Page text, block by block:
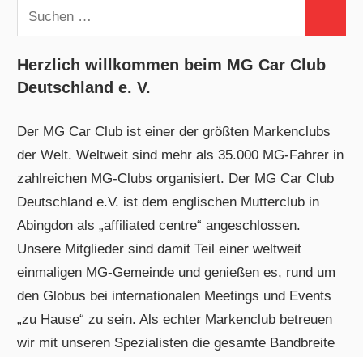
Suchen
nach:
Herzlich willkommen beim MG Car Club
Deutschland e. V.
Der MG Car Club ist einer der größten Markenclubs
der Welt. Weltweit sind mehr als 35.000 MG-Fahrer in
zahlreichen MG-Clubs organisiert. Der MG Car Club
Deutschland e.V. ist dem englischen Mutterclub in
Abingdon als „affiliated centre“ angeschlossen.
Unsere Mitglieder sind damit Teil einer weltweit
einmaligen MG-Gemeinde und genießen es, rund um
den Globus bei internationalen Meetings und Events
„zu Hause“ zu sein. Als echter Markenclub betreuen
wir mit unseren Spezialisten die gesamte Bandbreite